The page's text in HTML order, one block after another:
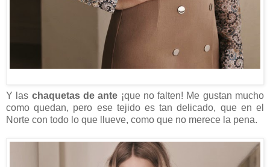
Y las chaquetas de ante ¡que no falten! Me gustan mucho
como quedan, pero ese tejido es tan delicado, que en el
Norte con todo lo que llueve, como que no merece la pena.